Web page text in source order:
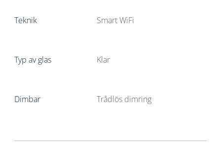
Teknik Smart WiFi
Typ av glas Klar
Dimbar Trådlös dimring